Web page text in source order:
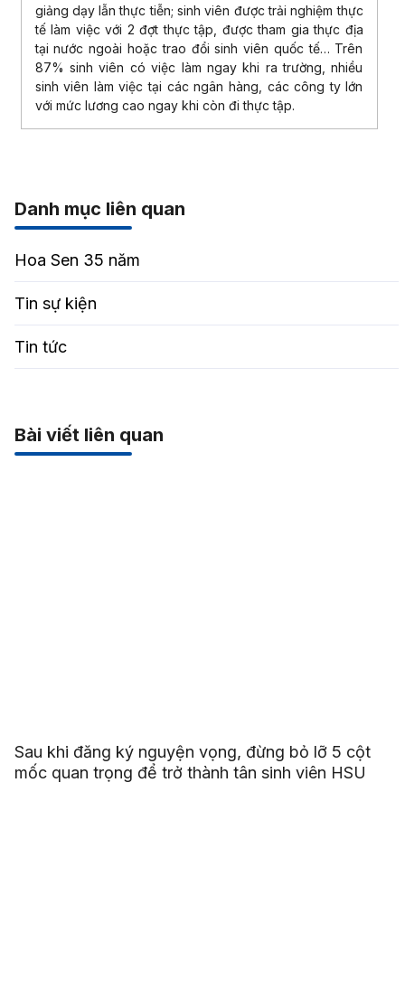
giảng dạy lẫn thực tiễn; sinh viên được trải nghiệm thực
tế làm việc với 2 đợt thực tập, được tham gia thực địa
tại nước ngoài hoặc trao đổi sinh viên quốc tế… Trên
87% sinh viên có việc làm ngay khi ra trường, nhiều
sinh viên làm việc tại các ngân hàng, các công ty lớn
với mức lương cao ngay khi còn đi thực tập.
Danh mục liên quan
Hoa Sen 35 năm
Tin sự kiện
Tin tức
Bài viết liên quan
Sau khi đăng ký nguyện vọng, đừng bỏ lỡ 5 cột
mốc quan trọng để trở thành tân sinh viên HSU